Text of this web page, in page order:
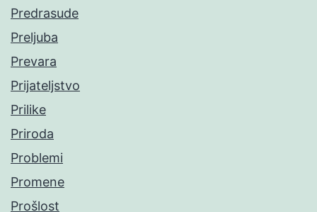
Predrasude
Preljuba
Prevara
Prijateljstvo
Prilike
Priroda
Problemi
Promene
Prošlost